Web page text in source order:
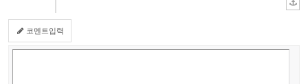
코멘트입력